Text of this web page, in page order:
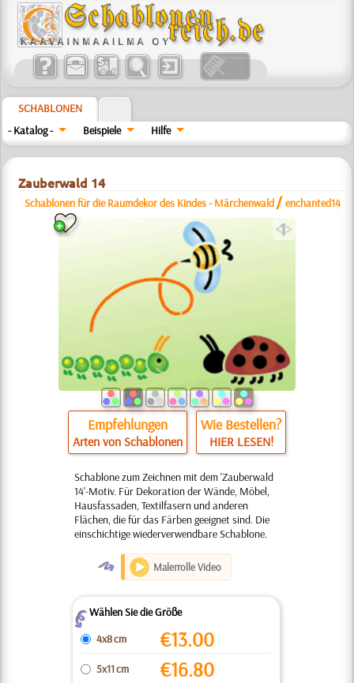
SCHABLONEN
- Katalog -
Beispiele Hilfe
Zauberwald 14
Schablonen für die Raumdekor des Kindes - Märchenwald /enchanted14
a
Empfehlungen
Arten von Schablonen
Wie Bestellen?
HIER LESEN!
Schablone zum Zeichnen mit dem 'Zauberwald
14'-Motiv. Für Dekoration der Wände, Möbel,
Hausfassaden, Textilfasern und anderen
Flächen, die für das Färben geeignet sind. Die
einschichtige wiederverwendbare Schablone.
O Malerrolle Video
ZWählen Sie die Größe
4x8 cm
€13.00
5x11 cm €16.80